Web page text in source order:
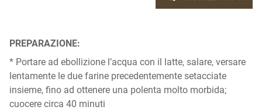
PREPARAZIONE:
* Portare ad ebollizione l’acqua con il latte, salare, versare
lentamente le due farine precedentemente setacciate
insieme, fino ad ottenere una polenta molto morbida;
cuocere circa 40 minuti